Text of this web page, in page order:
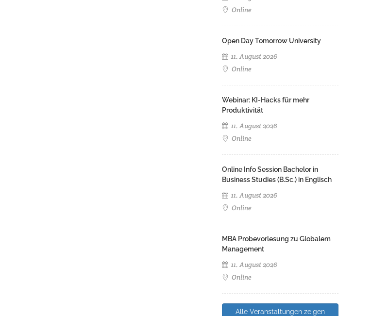
Online
Open Day Tomorrow University
11. August 2026
Online
Webinar: KI-Hacks für mehr
Produktivität
11. August 2026
Online
Online Info Session Bachelor in
Business Studies (B.Sc.) in Englisch
11. August 2026
Online
MBA Probevorlesung zu Globalem
Management
11. August 2026
Online
Alle Veranstaltungen zeigen